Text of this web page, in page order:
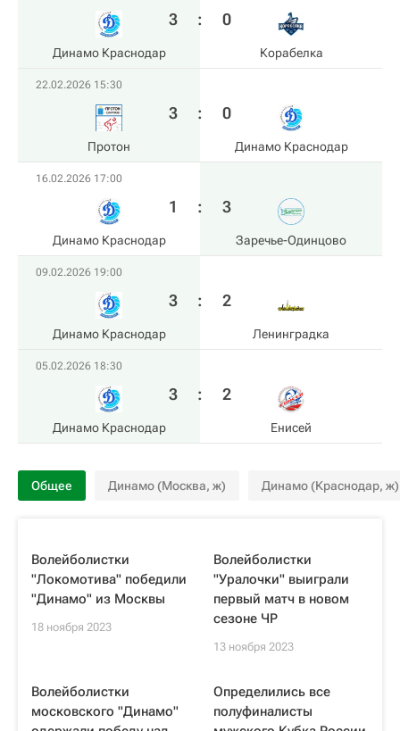
Динамо Краснодар
3 : 0
Корабелка
22.02.2026 15:30
Протон
3 : 0
Динамо Краснодар
16.02.2026 17:00
Динамо Краснодар
1 : 3
Заречье-Одинцово
09.02.2026 19:00
Динамо Краснодар
3 : 2
Ленинградка
05.02.2026 18:30
Динамо Краснодар
3 : 2
Енисей
Общее Динамо (Москва, ж) Динамо (Краснодар, ж)
Волейболистки
"Локомотива" победили
"Динамо" из Москвы
18 ноября 2023
Волейболистки
"Уралочки" выиграли
первый матч в новом
сезоне ЧР
13 ноября 2023
Волейболистки
московского "Динамо"
Определились все
полуфиналисты